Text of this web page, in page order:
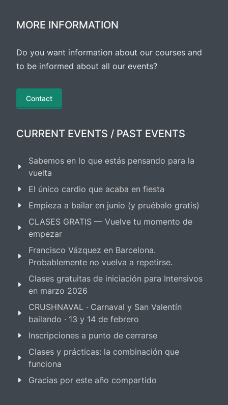
MORE INFORMATION
Do you want information about our courses and
to be informed about all our events?
Contact
CURRENT EVENTS / PAST EVENTS
Sabemos en lo que estás pensando para la
vuelta
El único cardio que acaba en fiesta
Empieza a bailar en junio (y pruébalo gratis)
CLASES GRATIS — Vuelve tu momento de
empezar
Francisco Vázquez en Barcelona.
Probablemente no vuelva a repetirse.
Clases gratuitas de iniciación para Intensivos
en marzo 2026
CRUSHNAVAL · Carnaval y San Valentín
bailando · 13 y 14 de febrero
Inscripciones a punto de cerrarse
Clases y prácticas: la combinación que
funciona
Gracias por este año compartido